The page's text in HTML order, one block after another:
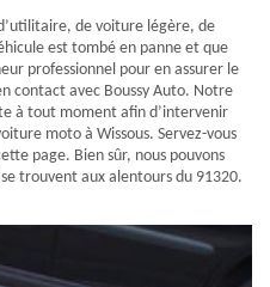
de voiture légère, de
est tombé en panne et que
professionnel pour en assurer le
contact avec Boussy Auto. Notre
à tout moment afin d’intervenir
moto à Wissous. Servez-vous
page. Bien sûr, nous pouvons
trouvent aux alentours du 91320.